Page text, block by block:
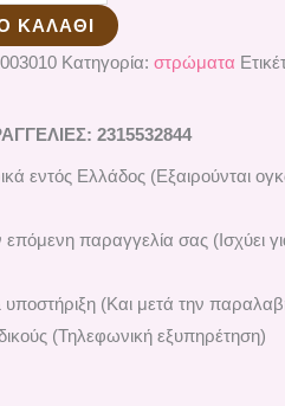
ΚΑΛΆΘΙ
Κατηγορία: στρώματα
2315532844
εντός Ελλάδος (Εξαιρούνται
επόμενη παραγγελία σας (Ισχύει
(Και μετά την
(Τηλεφωνική εξυπηρέτηση)